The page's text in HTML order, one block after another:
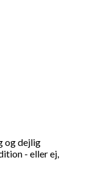
og dejlig
- eller ej,